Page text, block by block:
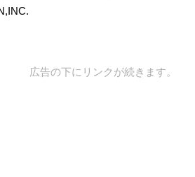
広告の下にリンクが続きます。